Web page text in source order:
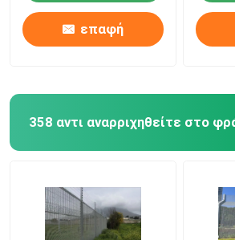
επαφή
358 αντι αναρριχηθείτε στο